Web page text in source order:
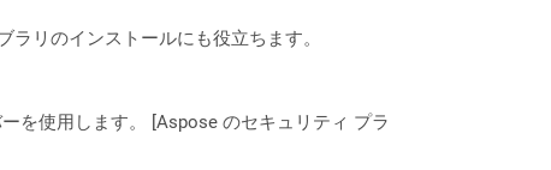
リのインストールにも役立ちます。
を使用します。 [Aspose のセキュリティ プラ